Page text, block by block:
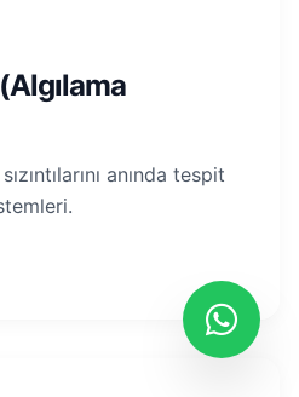
anında tespit